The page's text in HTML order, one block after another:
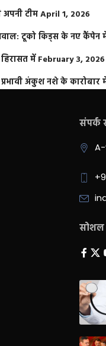
टीमApril 1, 2026
टूको किड्स के नए कैंपेन
में February 3, 2026
अंकुश नशे के
संपर्क
सोशल